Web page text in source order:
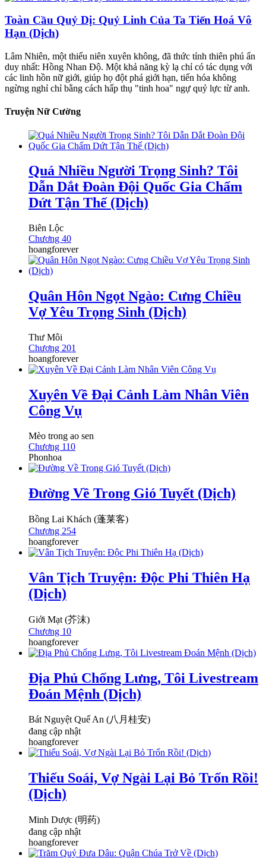
Toàn Cầu Quỷ Dị: Quỷ Linh Của Ta Tiến Hoá Vô
Hạn (Dịch)
Lâm Nhiên, một thiếu niên xuyên không, đã thức tỉnh thiên phú ẩn
duy nhất: Hồng Nhan Độ. Một khả năng kỳ lạ chỉ có tác dụng với
các linh hồn nữ giới, giúp họ đột phá giới hạn, tiến hóa không
ngừng nghỉ chỉ bằng cách hấp thụ "tinh hoa" ngự quỷ lực từ anh.
Truyện Nữ Cường
Quá Nhiều Người Trọng Sinh? Tôi
Dẫn Dắt Đoàn Đội Quốc Gia Chấm
Dứt Tận Thế (Dịch)
Biên Lộc
Chương 40
hoangforever
Quân Hôn Ngọt Ngào: Cưng Chiều
Vợ Yêu Trọng Sinh (Dịch)
Thư Môi
Chương 201
hoangforever
Xuyên Về Đại Cảnh Làm Nhân Viên
Công Vụ
Mèo trong ao sen
Chương 110
Phonhoa
Đường Về Trong Gió Tuyết (Dịch)
Bồng Lai Khách (蓬莱客)
Chương 254
hoangforever
Vân Tịch Truyện: Độc Phi Thiên Hạ
(Dịch)
Giới Mạt (芥沫)
Chương 10
hoangforever
Địa Phủ Chống Lưng, Tôi Livestream
Đoán Mệnh (Dịch)
Bát Nguyệt Quế An (八月桂安)
đang cập nhật
hoangforever
Thiếu Soái, Vợ Ngài Lại Bỏ Trốn Rồi!
(Dịch)
Minh Dược (明药)
đang cập nhật
hoangforever